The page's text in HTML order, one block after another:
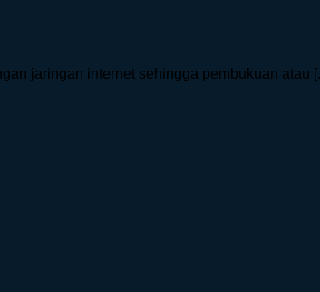
jaringan internet sehingga pembukuan atau